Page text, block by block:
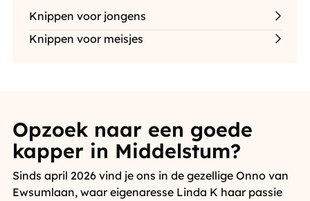
Knippen voor jongens
Knippen voor meisjes
Opzoek naar een goede
kapper in Middelstum?
Sinds april 2026 vind je ons in de gezellige Onno van
Ewsumlaan, waar eigenaresse Linda K haar passie